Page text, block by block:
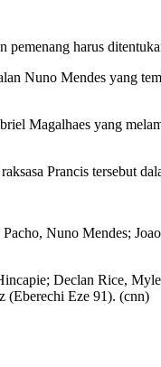
harus
Nuno Mendes yang
Magalhaes yang
Prancis tersebut
Nuno Mendes;
Declan Rice,
(Eberechi Eze 91). (cnn)